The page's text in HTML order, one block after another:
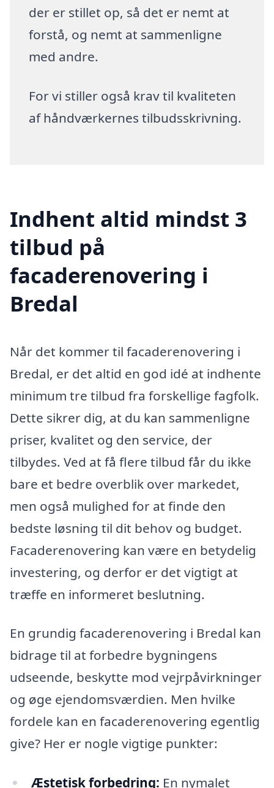
der er stillet op, så det er nemt at
forstå, og nemt at sammenligne
med andre.
For vi stiller også krav til kvaliteten
af håndværkernes tilbudsskrivning.
Indhent altid mindst 3
tilbud på
facaderenovering i
Bredal
Når det kommer til facaderenovering i
Bredal, er det altid en god idé at indhente
minimum tre tilbud fra forskellige fagfolk.
Dette sikrer dig, at du kan sammenligne
priser, kvalitet og den service, der
tilbydes. Ved at få flere tilbud får du ikke
bare et bedre overblik over markedet,
men også mulighed for at finde den
bedste løsning til dit behov og budget.
Facaderenovering kan være en betydelig
investering, og derfor er det vigtigt at
træffe en informeret beslutning.
En grundig facaderenovering i Bredal kan
bidrage til at forbedre bygningens
udseende, beskytte mod vejrpåvirkninger
og øge ejendomsværdien. Men hvilke
fordele kan en facaderenovering egentlig
give? Her er nogle vigtige punkter:
Æstetisk forbedring: En nymalet